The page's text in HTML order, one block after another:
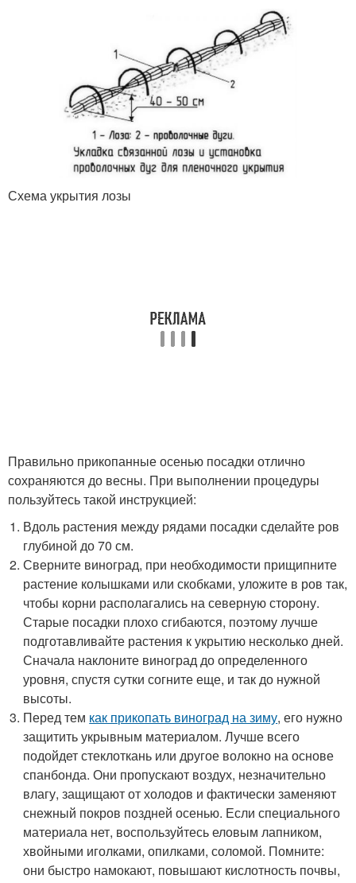
Схема укрытия лозы
Правильно прикопанные осенью посадки отлично
сохраняются до весны. При выполнении процедуры
пользуйтесь такой инструкцией:
Вдоль растения между рядами посадки сделайте ров
глубиной до 70 см.
Сверните виноград, при необходимости прищипните
растение колышками или скобками, уложите в ров так,
чтобы корни располагались на северную сторону.
Старые посадки плохо сгибаются, поэтому лучше
подготавливайте растения к укрытию несколько дней.
Сначала наклоните виноград до определенного
уровня, спустя сутки согните еще, и так до нужной
высоты.
Перед тем как прикопать виноград на зиму, его нужно
защитить укрывным материалом. Лучше всего
подойдет стеклоткань или другое волокно на основе
спанбонда. Они пропускают воздух, незначительно
влагу, защищают от холодов и фактически заменяют
снежный покров поздней осенью. Если специального
материала нет, воспользуйтесь еловым лапником,
хвойными иголками, опилками, соломой. Помните:
они быстро намокают, повышают кислотность почвы,